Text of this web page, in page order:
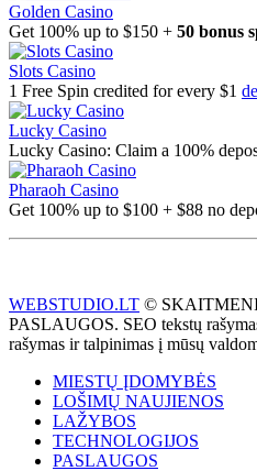
Golden Casino
Get 100% up to $150 + 50 bonus
Slots Casino
1 Free Spin credited for every $1
Lucky Casino
Lucky Casino: Claim a 100%
Pharaoh Casino
Get 100% up to $100 + $88 no
WEBSTUDIO.LT ©
PASLAUGOS. SEO tekstų
rašymas ir talpinimas į mūsų
MIESTŲ ĮDOMYBĖS
LOŠIMŲ NAUJIENOS
LAŽYBOS
TECHNOLOGIJOS
PASLAUGOS